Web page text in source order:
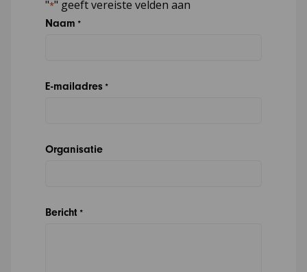
"*" geeft vereiste velden aan
Naam *
E-mailadres *
Organisatie
Bericht *